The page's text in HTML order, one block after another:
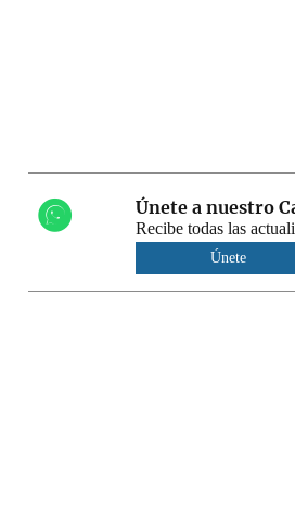
Únete a nuestro
Recibe todas las
Únete